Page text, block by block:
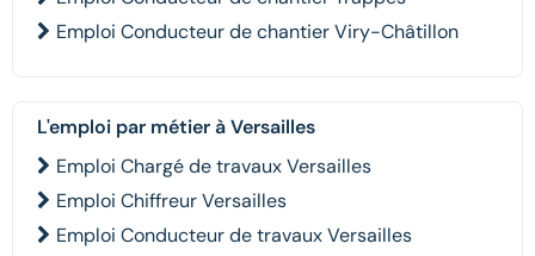
Emploi Conducteur de chantier Viry-Châtillon
L'emploi par métier à Versailles
Emploi Chargé de travaux Versailles
Emploi Chiffreur Versailles
Emploi Conducteur de travaux Versailles